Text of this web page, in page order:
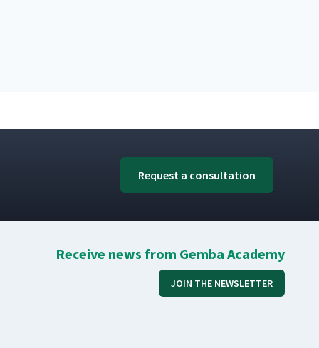
Request a consultation
Receive news from Gemba Academy
JOIN THE NEWSLETTER